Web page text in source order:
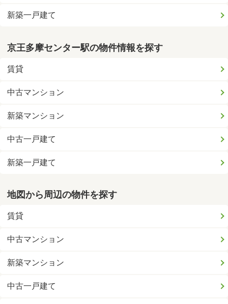
新築一戸建て
京王多摩センター駅の物件情報を探す
賃貸
中古マンション
新築マンション
中古一戸建て
新築一戸建て
地図から周辺の物件を探す
賃貸
中古マンション
新築マンション
中古一戸建て